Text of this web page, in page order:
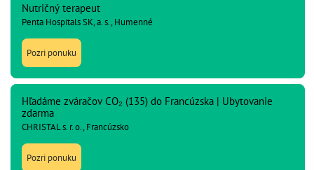
Nutričný terapeut
Penta Hospitals SK, a. s., Humenné
Pozri ponuku
Hľadáme zváračov CO₂ (135) do Francúzska | Ubytovanie
zdarma
CHRISTAL s. r. o., Francúzsko
Pozri ponuku